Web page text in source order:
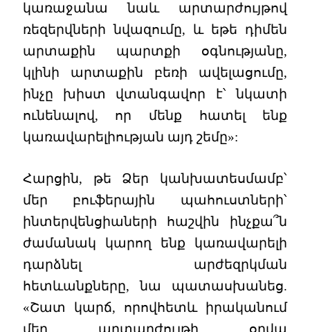
կառաջանա նաև արտարժույթով
ռեզերվների նվազումը, և եթե դիմեն
արտաքին պարտքի օգնությանը,
կլինի արտաքին բեռի ավելացումը,
ինչը խիստ վտանգավոր է՝ նկատի
ունենալով, որ մենք հատել ենք
կառավարելիության այդ շեմը»:
Հարցին, թե Ձեր կանխատեսմամբ՝
մեր բուֆերային պահուստների՝
ինտերվենցիաների հաշվին ինչքա՞ն
ժամանակ կարող ենք կառավարելի
դարձնել արժեզրկման
հետևանքները, նա պատասխանեց.
«Շատ կարճ, որովհետև իրականում
մեր արտարժույթի օրվա